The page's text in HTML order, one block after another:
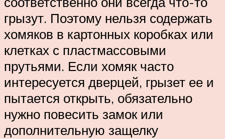
грызут. Поэтому нельзя содержать
хомяков в картонных коробках или
клетках с пластмассовыми
прутьями. Если хомяк часто
интересуется дверцей, грызет ее и
пытается открыть, обязательно
нужно повесить замок или
дополнительную защелку